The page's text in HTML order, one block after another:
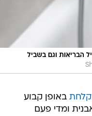
הבריאות וגם בשביל
באופן קבוע
ומדי פעם